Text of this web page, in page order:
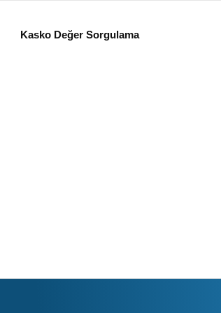
Kasko Değer Sorgulama